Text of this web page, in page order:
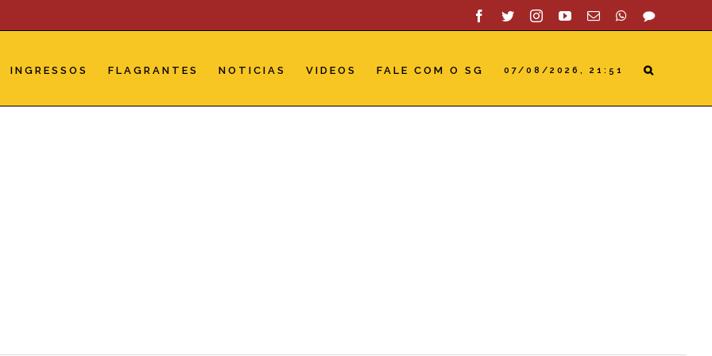
Facebook
TwitterInstagramYouTube
Email WhatsApp
SAC
INGRESSOS FLAGRANTES NOTICIAS VIDEOS FALE COM O SG 07/08/2026, 21:51